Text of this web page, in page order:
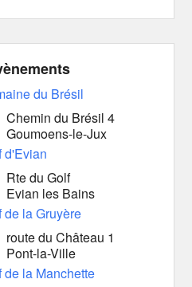
du Brésil
Chemin du Brésil 4
Goumoens-le-Jux
d'Evian
Rte du Golf
Evian les Bains
de la Gruyère
route du Château 1
Pont-la-Ville
de la Manchette